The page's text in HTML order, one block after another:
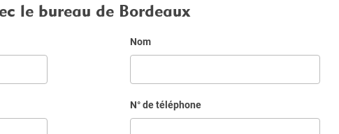
le bureau de Bordeaux
Nom
N° de téléphone